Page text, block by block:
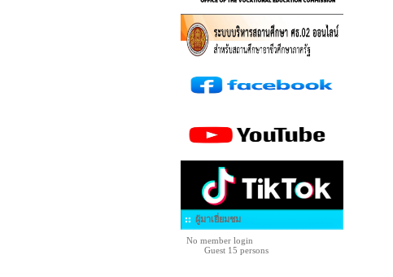
ผู้มาเยี่ยมชม
No member login
Guest 15 persons